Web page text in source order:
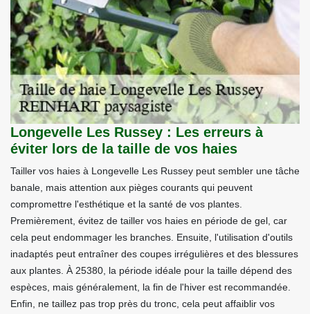
Longevelle Les Russey : Les erreurs à
éviter lors de la taille de vos haies
Tailler vos haies à Longevelle Les Russey peut sembler une tâche
banale, mais attention aux pièges courants qui peuvent
compromettre l'esthétique et la santé de vos plantes.
Premièrement, évitez de tailler vos haies en période de gel, car
cela peut endommager les branches. Ensuite, l'utilisation d'outils
inadaptés peut entraîner des coupes irrégulières et des blessures
aux plantes. À 25380, la période idéale pour la taille dépend des
espèces, mais généralement, la fin de l'hiver est recommandée.
Enfin, ne taillez pas trop près du tronc, cela peut affaiblir vos